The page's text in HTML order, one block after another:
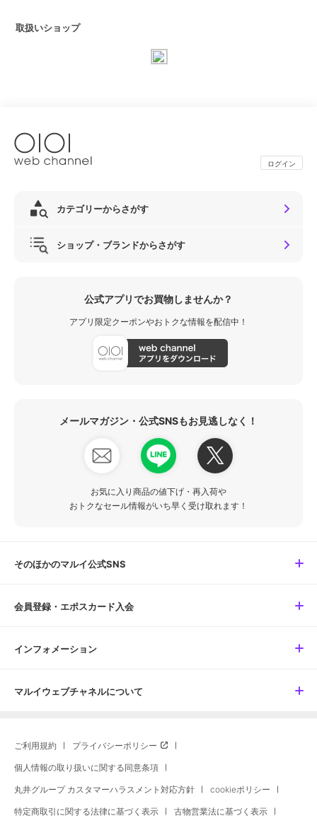
取扱いショップ
ログイン
カテゴリーからさがす
ショップ・ブランドからさがす
公式アプリでお買物しませんか？
アプリ限定クーポンやおトクな情報を配信中！
メールマガジン・公式SNSもお見逃しなく！
お気に入り商品の値下げ・再入荷や
おトクなセール情報がいち早く受け取れます！
そのほかのマルイ公式SNS
会員登録・エポスカード入会
インフォメーション
マルイウェブチャネルについて
ご利用規約 プライバシーポリシー
個人情報の取り扱いに関する同意条項
丸井グループ カスタマーハラスメント対応方針 cookieポリシー
特定商取引に関する法律に基づく表示 古物営業法に基づく表示